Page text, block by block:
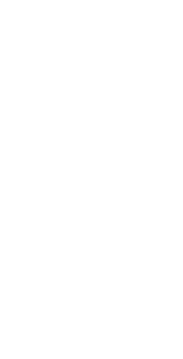
中国重庆二郎黄页|名
日本“寿司之”小野二
关于重庆三峡银行股
二郎田火锅加盟加盟_
厂公司|二郎基地组织
请问：重庆成渝高速
全国个“智慧型”商场